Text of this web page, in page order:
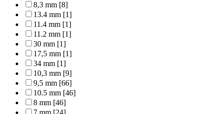
8,3 mm [8]
13.4 mm [1]
11.4 mm [1]
11.2 mm [1]
30 mm [1]
17,5 mm [1]
34 mm [1]
10,3 mm [9]
9,5 mm [66]
10.5 mm [46]
8 mm [46]